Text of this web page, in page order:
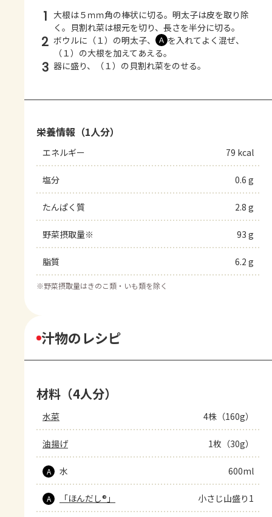
1 大根は５ｍｍ角の棒状に切る。明太子は皮を取り除
く。貝割れ菜は根元を切り、長さを半分に切る。
2 ボウルに（１）の明太子、 Ａ を入れてよく混ぜ、
（１）の大根を加えてあえる。
3 器に盛り、（１）の貝割れ菜をのせる。
栄養情報（1人分）
エネルギー 79 kcal
塩分 0.6 g
たんぱく質 2.8 g
野菜摂取量※ 93 g
脂質 6.2 g
※野菜摂取量はきのこ類・いも類を除く
汁物のレシピ
材料（4人分）
水菜 4株（160g）
油揚げ 1枚（30g）
A 水 600ml
A 「ほんだし®」 小さじ山盛り1